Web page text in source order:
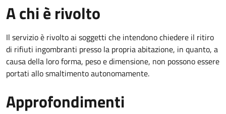
A chi è rivolto
Il servizio è rivolto ai soggetti che intendono chiedere il ritiro
di rifiuti ingombranti presso la propria abitazione, in quanto, a
causa della loro forma, peso e dimensione, non possono essere
portati allo smaltimento autonomamente.
Approfondimenti